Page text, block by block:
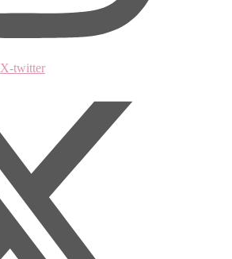
X-twitter